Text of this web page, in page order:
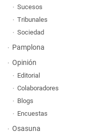
Sucesos
Tribunales
Sociedad
Pamplona
Opinión
Editorial
Colaboradores
Blogs
Encuestas
Osasuna